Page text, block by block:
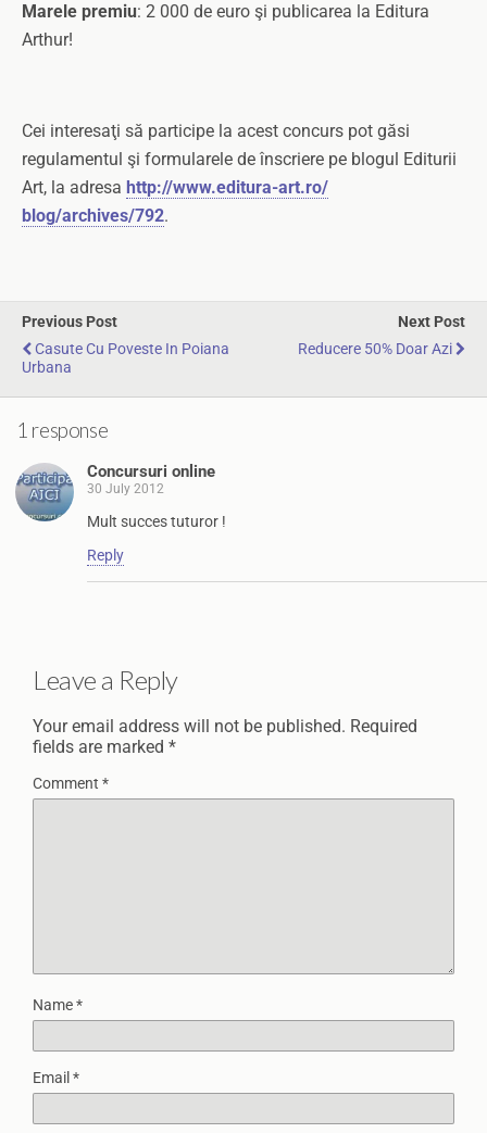
Marele premiu: 2 000 de euro şi publicarea la Editura
Arthur!
Cei interesaţi să participe la acest concurs pot găsi
regulamentul şi formularele de înscriere pe blogul Editurii
Art, la adresa http://www.editura-art.ro/
blog/archives/792.
Previous Post
Casute Cu Poveste In Poiana
Urbana
Next Post
Reducere 50% Doar Azi
1 response
Concursuri online
30 July 2012
Mult succes tuturor !
Reply
Leave a Reply
Your email address will not be published. Required
fields are marked *
Comment *
Name*
Email*